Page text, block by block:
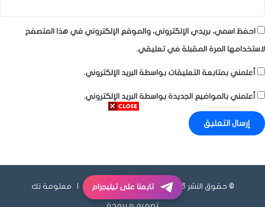
احفظ اسمي، بريدي الإلكتروني، والموقع الإلكتروني في هذا المتصفح
لاستخدامها المرة المقبلة في تعليقي.
أعلمني بمتابعة التعليقات بواسطة البريد الإلكتروني.
أعلمني بالمواضيع الجديدة بواسطة البريد الإلكتروني.
© حقوق النشر 2026، جميع الحقوق محفوظة | معلومة تك تابعنا على تيليجرام